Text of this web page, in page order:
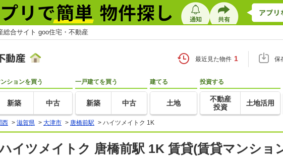
総合サイト goo住宅・不動産
最近見た物件 1 保
ションを買う
新築 中古
一戸建てを買う
新築 中古
建てる
土地
投資する
不動産
投資
土地活用
西 > 滋賀県 > 大津市 > 唐橋前駅 > ハイツメイトク 1K
イツメイトク 唐橋前駅 1K 賃貸(賃貸マンショ